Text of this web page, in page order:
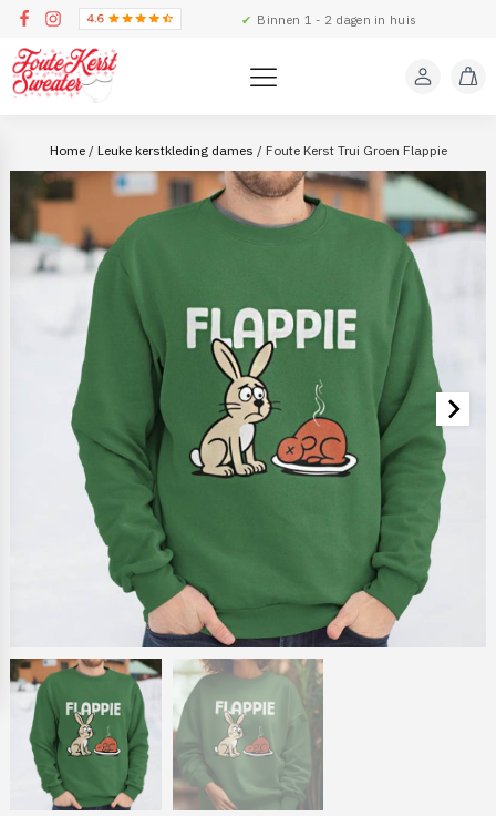
✔ Binnen 1 - 2 dagen in huis
Home/ Leuke kerstkleding dames / Foute Kerst Trui Groen Flappie